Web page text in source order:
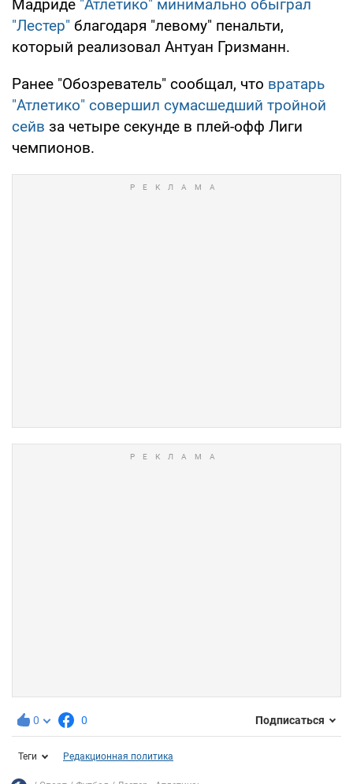
Мадриде "Атлетико" минимально обыграл
"Лестер" благодаря "левому" пенальти,
который реализовал Антуан Гризманн.
Ранее "Обозреватель" сообщал, что вратарь
"Атлетико" совершил сумасшедший тройной
сейв за четыре секунде в плей-офф Лиги
чемпионов.
0 0 Подписаться
Теги Редакционная политика